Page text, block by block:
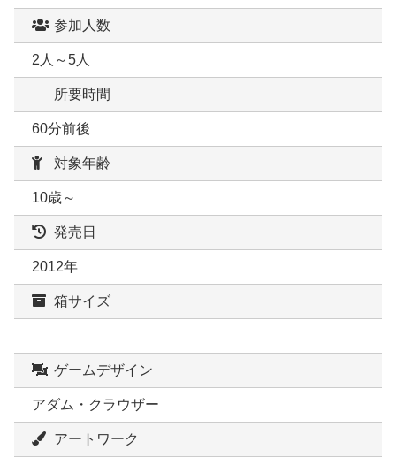
参加人数
2人～5人
所要時間
60分前後
対象年齢
10歳～
発売日
2012年
箱サイズ
ゲームデザイン
アダム・クラウザー
アートワーク